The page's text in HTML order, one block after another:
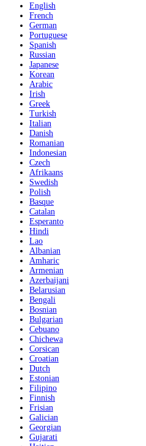
English
French
German
Portuguese
Spanish
Russian
Japanese
Korean
Arabic
Irish
Greek
Turkish
Italian
Danish
Romanian
Indonesian
Czech
Afrikaans
Swedish
Polish
Basque
Catalan
Esperanto
Hindi
Lao
Albanian
Amharic
Armenian
Azerbaijani
Belarusian
Bengali
Bosnian
Bulgarian
Cebuano
Chichewa
Corsican
Croatian
Dutch
Estonian
Filipino
Finnish
Frisian
Galician
Georgian
Gujarati